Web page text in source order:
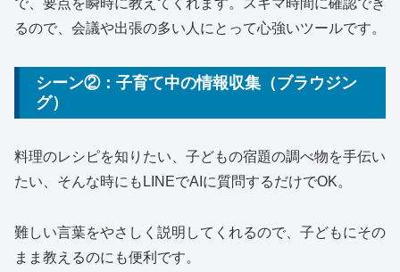
で、要点を瞬時に教えてくれます。スキマ時間に確認でき
るので、会議や出張の多い人にとって心強いツールです。
シーン②：子育て中の情報収集（ブラウジン
グ）
料理のレシピを知りたい、子どもの宿題の調べ物を手伝い
たい、そんな時にもLINEでAIに質問するだけでOK。
難しい言葉をやさしく説明してくれるので、子どもにその
まま教えるのにも便利です。